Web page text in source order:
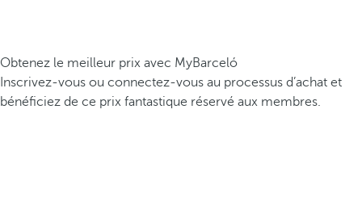
Obtenez le meilleur prix avec MyBarceló
Inscrivez-vous ou connectez-vous au processus d’achat et
bénéficiez de ce prix fantastique réservé aux membres.